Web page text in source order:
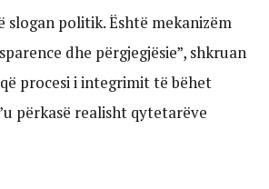
slogan politik. Është mekanizëm
dhe përgjegjësie”, shkruan
procesi i integrimit të bëhet
përkasë realisht qytetarëve